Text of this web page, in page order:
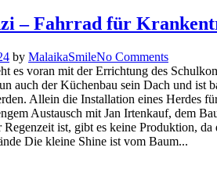
– Fahrrad für
by MalaikaSmileNo Comments
es voran mit der Errichtung des
auch der Küchenbau sein Dach und
Allein die Installation eines Herdes
Austausch mit Jan Irtenkauf, dem
ist, gibt es keine Produktion,
Die kleine Shine ist vom Baum...